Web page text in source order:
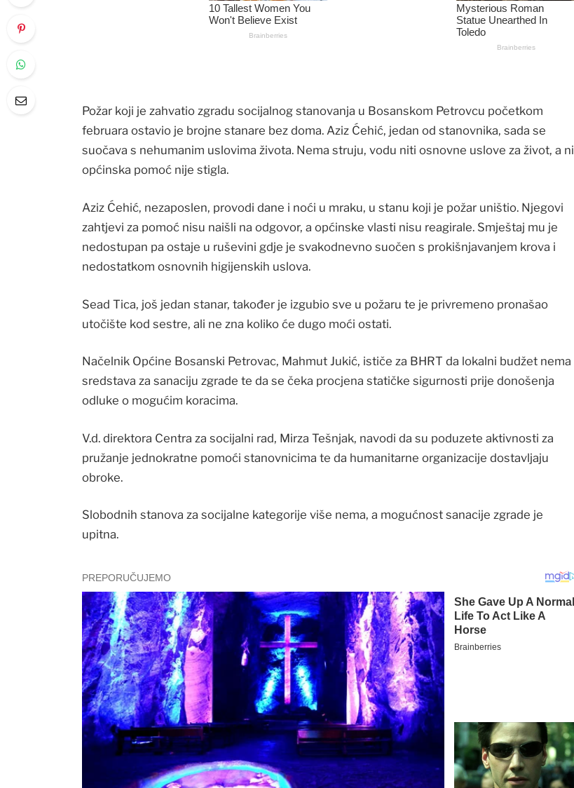
Požar koji je zahvatio zgradu socijalnog stanovanja u Bosanskom Petrovcu početkom
februara ostavio je brojne stanare bez doma. Aziz Ćehić, jedan od stanovnika, sada se
suočava s nehumanim uslovima života. Nema struju, vodu niti osnovne uslove za život, a ni
općinska pomoć nije stigla.
Aziz Ćehić, nezaposlen, provodi dane i noći u mraku, u stanu koji je požar uništio. Njegovi
zahtjevi za pomoć nisu naišli na odgovor, a općinske vlasti nisu reagirale. Smještaj mu je
nedostupan pa ostaje u ruševini gdje je svakodnevno suočen s prokišnjavanjem krova i
nedostatkom osnovnih higijenskih uslova.
Sead Tica, još jedan stanar, također je izgubio sve u požaru te je privremeno pronašao
utočište kod sestre, ali ne zna koliko će dugo moći ostati.
Načelnik Općine Bosanski Petrovac, Mahmut Jukić, ističe za BHRT da lokalni budžet nema
sredstava za sanaciju zgrade te da se čeka procjena statičke sigurnosti prije donošenja
odluke o mogućim koracima.
V.d. direktora Centra za socijalni rad, Mirza Tešnjak, navodi da su poduzete aktivnosti za
pružanje jednokratne pomoći stanovnicima te da humanitarne organizacije dostavljaju
obroke.
Slobodnih stanova za socijalne kategorije više nema, a mogućnost sanacije zgrade je
upitna.